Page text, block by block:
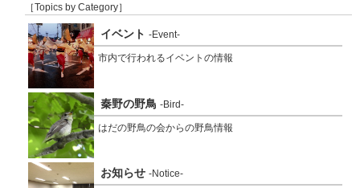
［Topics by Category］
イベント -Event-
市内で行われるイベントの情報
秦野の野鳥 -Bird-
はだの野鳥の会からの野鳥情報
お知らせ -Notice-